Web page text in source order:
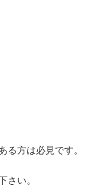
る方は必見です。
さい。